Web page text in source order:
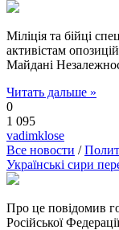
Міліція та бійці
активістам
Майдані
Читать дальше »
0
1 095
vadimklose
Все новости /
Українські сири
Про це повідомив
Російської